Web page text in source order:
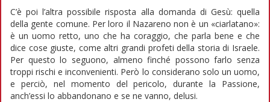
C’è poi l’altra possibile risposta alla domanda di Gesù: quella
della gente comune. Per loro il Nazareno non è un «ciarlatano»:
è un uomo retto, uno che ha coraggio, che parla bene e che
dice cose giuste, come altri grandi profeti della storia di Israele.
Per questo lo seguono, almeno finché possono farlo senza
troppi rischi e inconvenienti. Però lo considerano solo un uomo,
e perciò, nel momento del pericolo, durante la Passione,
anch’essi lo abbandonano e se ne vanno, delusi.